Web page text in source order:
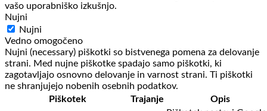
vašo uporabniško izkušnjo.
Nujni
Nujni
Vedno omogočeno
Nujni (necessary) piškotki so bistvenega pomena za delovanje
strani. Med nujne piškotke spadajo samo piškotki, ki
zagotavljajo osnovno delovanje in varnost strani. Ti piškotki
ne shranjujejo nobenih osebnih podatkov.
Piškotek
Trajanje Opis